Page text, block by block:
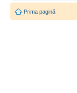
Prima pagină